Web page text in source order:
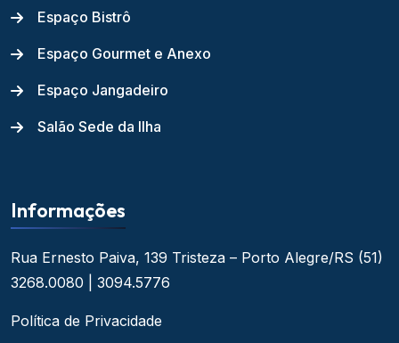
Espaço Bistrô
Espaço Gourmet e Anexo
Espaço Jangadeiro
Salão Sede da Ilha
Informações
Rua Ernesto Paiva, 139 Tristeza – Porto Alegre/RS (51)
3268.0080 | 3094.5776
Política de Privacidade